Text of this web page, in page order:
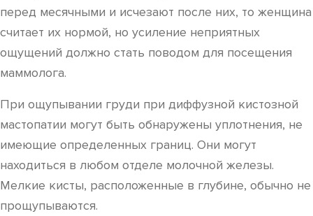
перед месячными и исчезают после них, то женщина
считает их нормой, но усиление неприятных
ощущений должно стать поводом для посещения
маммолога.
При ощупывании груди при диффузной кистозной
мастопатии могут быть обнаружены уплотнения, не
имеющие определенных границ. Они могут
находиться в любом отделе молочной железы.
Мелкие кисты, расположенные в глубине, обычно не
прощупываются.